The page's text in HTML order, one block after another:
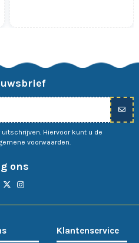
Hiervoor kunt u de
voorwaarden.
ons
Klantenservice